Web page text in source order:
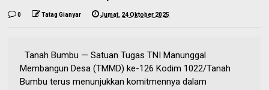
0 Tatag Gianyar Jumat, 24 Oktober 2025
Tanah Bumbu — Satuan Tugas TNI Manunggal
Membangun Desa (TMMD) ke-126 Kodim 1022/Tanah
Bumbu terus menunjukkan komitmennya dalam